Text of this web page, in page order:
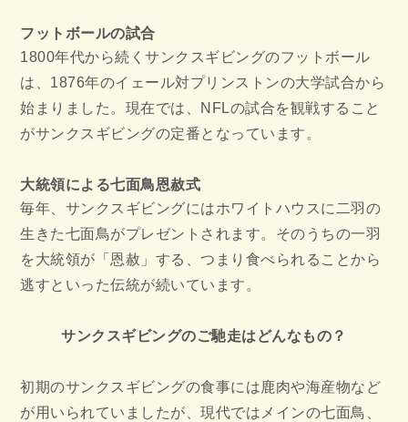
フットボールの試合
1800年代から続くサンクスギビングのフットボール
は、1876年のイェール対プリンストンの大学試合から
始まりました。現在では、NFLの試合を観戦すること
がサンクスギビングの定番となっています。
大統領による七面鳥恩赦式
毎年、サンクスギビングにはホワイトハウスに二羽の
生きた七面鳥がプレゼントされます。そのうちの一羽
を大統領が「恩赦」する、つまり食べられることから
逃すといった伝統が続いています。
サンクスギビングのご馳走はどんなもの？
初期のサンクスギビングの食事には鹿肉や海産物など
が用いられていましたが、現代ではメインの七面鳥、